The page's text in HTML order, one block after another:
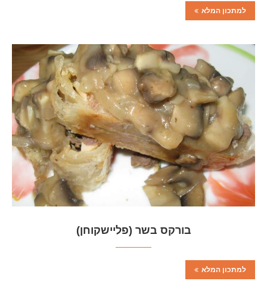
למתכון המלא
בורקס בשר (פליישקוחן)
למתכון המלא